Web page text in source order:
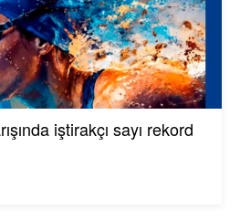
iştirakçı sayı rekord